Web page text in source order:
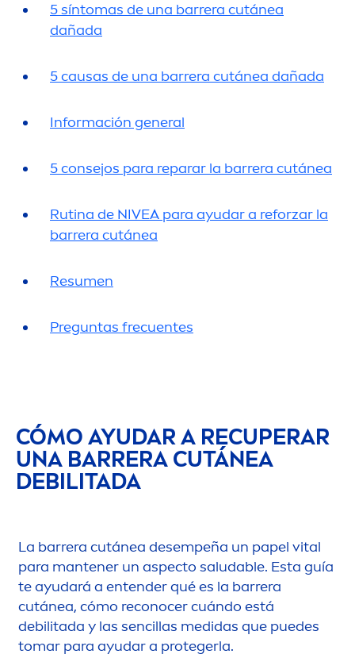
5 síntomas de una barrera cutánea
dañada
5 causas de una barrera cutánea dañada
Información general
5 consejos para reparar la barrera cutánea
Rutina de NIVEA para ayudar a reforzar la
barrera cutánea
Resumen
Preguntas frecuentes
CÓMO AYUDAR A RECUPERAR
UNA BARRERA CUTÁNEA
DEBILITADA
La barrera cutánea desempeña un papel vital
para mantener un aspecto saludable. Esta guía
te ayudará a entender qué es la barrera
cutánea, cómo reconocer cuándo está
debilitada y las sencillas medidas que puedes
tomar para ayudar a protegerla.